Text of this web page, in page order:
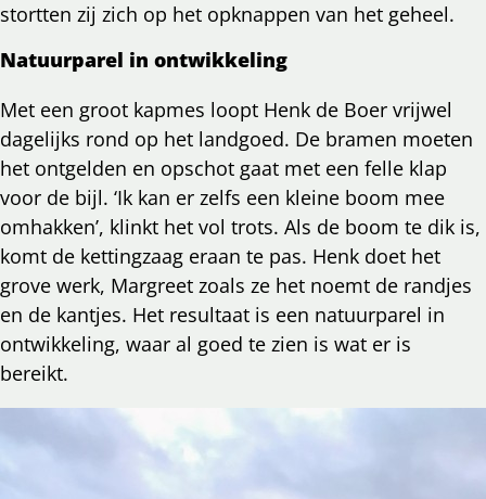
stortten zij zich op het opknappen van het geheel.
Natuurparel in ontwikkeling
Met een groot kapmes loopt Henk de Boer vrijwel
dagelijks rond op het landgoed. De bramen moeten
het ontgelden en opschot gaat met een felle klap
voor de bijl. ‘Ik kan er zelfs een kleine boom mee
omhakken’, klinkt het vol trots. Als de boom te dik is,
komt de kettingzaag eraan te pas. Henk doet het
grove werk, Margreet zoals ze het noemt de randjes
en de kantjes. Het resultaat is een natuurparel in
ontwikkeling, waar al goed te zien is wat er is
bereikt.